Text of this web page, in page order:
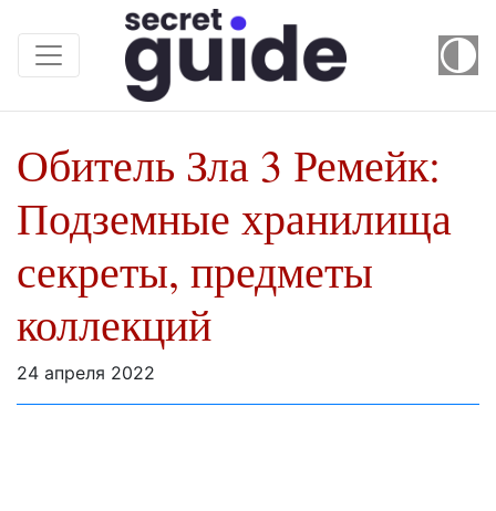
Обитель Зла 3 Ремейк:
Подземные хранилища
секреты, предметы
коллекций
24 апреля 2022